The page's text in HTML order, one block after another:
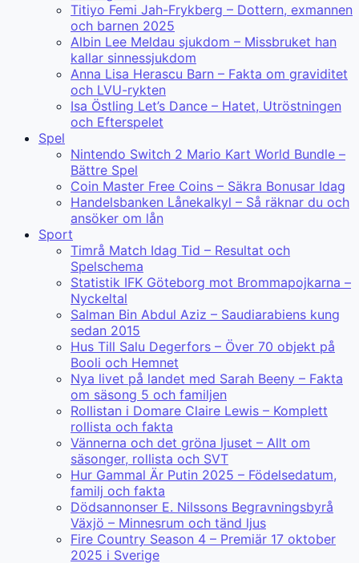
Titiyo Femi Jah-Frykberg – Dottern, exmannen
och barnen 2025
Albin Lee Meldau sjukdom – Missbruket han
kallar sinnessjukdom
Anna Lisa Herascu Barn – Fakta om graviditet
och LVU-rykten
Isa Östling Let’s Dance – Hatet, Utröstningen
och Efterspelet
Spel
Nintendo Switch 2 Mario Kart World Bundle –
Bättre Spel
Coin Master Free Coins – Säkra Bonusar Idag
Handelsbanken Lånekalkyl – Så räknar du och
ansöker om lån
Sport
Timrå Match Idag Tid – Resultat och
Spelschema
Statistik IFK Göteborg mot Brommapojkarna –
Nyckeltal
Salman Bin Abdul Aziz – Saudiarabiens kung
sedan 2015
Hus Till Salu Degerfors – Över 70 objekt på
Booli och Hemnet
Nya livet på landet med Sarah Beeny – Fakta
om säsong 5 och familjen
Rollistan i Domare Claire Lewis – Komplett
rollista och fakta
Vännerna och det gröna ljuset – Allt om
säsonger, rollista och SVT
Hur Gammal Är Putin 2025 – Födelsedatum,
familj och fakta
Dödsannonser E. Nilssons Begravningsbyrå
Växjö – Minnesrum och tänd ljus
Fire Country Season 4 – Premiär 17 oktober
2025 i Sverige